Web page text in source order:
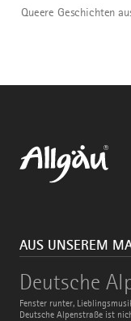
Queere Geschichten
AUS UNSEREM
Deutsche
Fenster runter,
Deutsche Alpenstraße ist
Deutsche
Alpenstraße